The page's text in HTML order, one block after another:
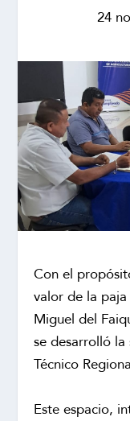
24
Con el
valor de la
Miguel del
se desarrolló
Técnico
Este espacio,